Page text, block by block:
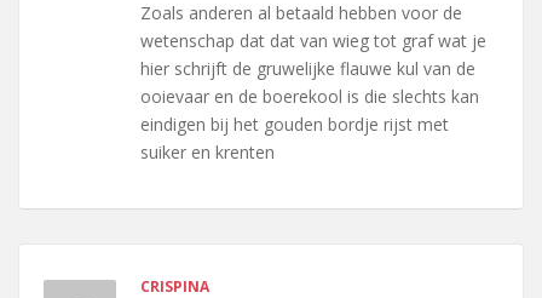
Zoals anderen al betaald hebben voor de
wetenschap dat dat van wieg tot graf wat je
hier schrijft de gruwelijke flauwe kul van de
ooievaar en de boerekool is die slechts kan
eindigen bij het gouden bordje rijst met
suiker en krenten
CRISPINA